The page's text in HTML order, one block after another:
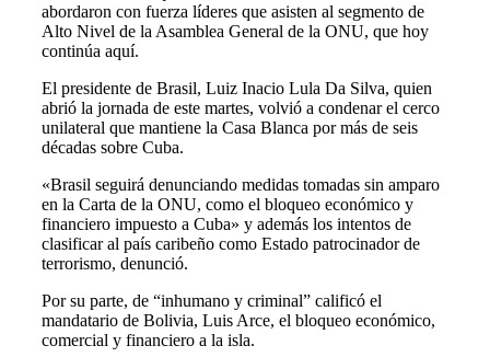
abordaron con fuerza líderes que asisten al segmento de
Alto Nivel de la Asamblea General de la ONU, que hoy
continúa aquí.
El presidente de Brasil, Luiz Inacio Lula Da Silva, quien
abrió la jornada de este martes, volvió a condenar el cerco
unilateral que mantiene la Casa Blanca por más de seis
décadas sobre Cuba.
«Brasil seguirá denunciando medidas tomadas sin amparo
en la Carta de la ONU, como el bloqueo económico y
financiero impuesto a Cuba» y además los intentos de
clasificar al país caribeño como Estado patrocinador de
terrorismo, denunció.
Por su parte, de “inhumano y criminal” calificó el
mandatario de Bolivia, Luis Arce, el bloqueo económico,
comercial y financiero a la isla.